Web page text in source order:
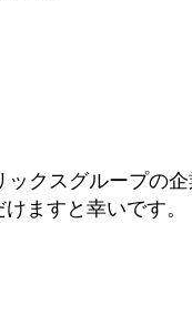
ックスグループの
ますと幸いです。